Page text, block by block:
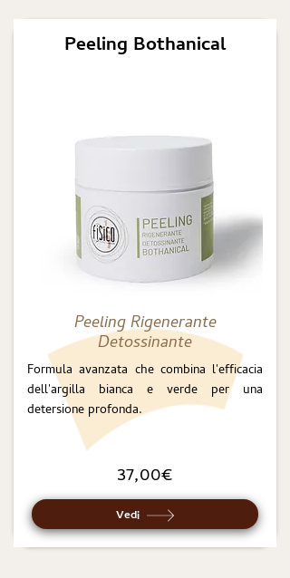
Peeling Bothanical
Peeling Rigenerante
Detossinante
Formula avanzata che combina l'efficacia
dell'argilla bianca e verde per una
detersione profonda.
37,00€
Vedi